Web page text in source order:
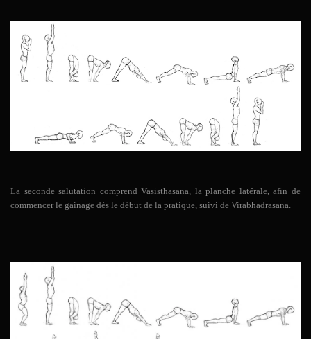
La seconde salutation comprend Vasisthasana, la planche latérale, afin de
commencer le gainage dès le début de la pratique, suivi de Virabhadrasana.